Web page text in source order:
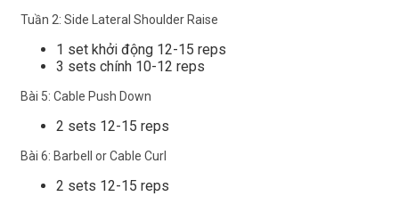
Tuần 2: Side Lateral Shoulder Raise
1 set khởi động 12-15 reps
3 sets chính 10-12 reps
Bài 5: Cable Push Down
2 sets 12-15 reps
Bài 6: Barbell or Cable Curl
2 sets 12-15 reps